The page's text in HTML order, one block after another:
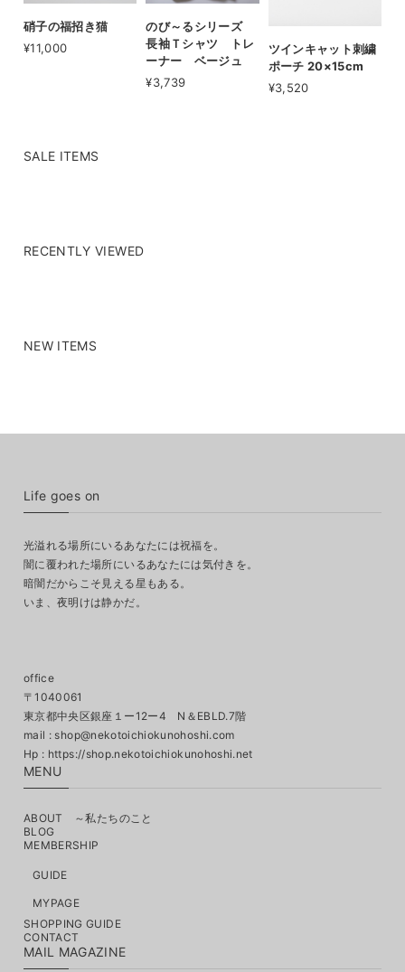
硝子の福招き猫
¥11,000
のび～るシリーズ
長袖Ｔシャツ トレ
ーナー ベージュ
¥3,739
ツインキャット刺繍
ポーチ 20×15cm
¥3,520
SALE ITEMS
RECENTLY VIEWED
NEW ITEMS
Life goes on
光溢れる場所にいるあなたには祝福を。
闇に覆われた場所にいるあなたには気付きを。
暗闇だからこそ見える星もある。
いま、夜明けは静かだ。
office
〒1040061
東京都中央区銀座１ー12ー4 N＆EBLD.7階
mail : shop@nekotoichiokunohoshi.com
MENU
ABOUT ～私たちのこと
BLOG
MEMBERSHIP
GUIDE
MYPAGE
SHOPPING GUIDE
CONTACT
MAIL MAGAZINE